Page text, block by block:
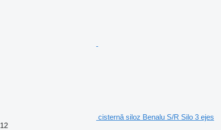
cisternă siloz Benalu S/R Silo 3 ejes
12